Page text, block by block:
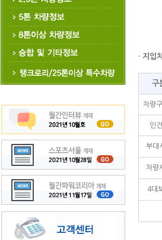
· 지입
구
차량
인
부대
차량
4대